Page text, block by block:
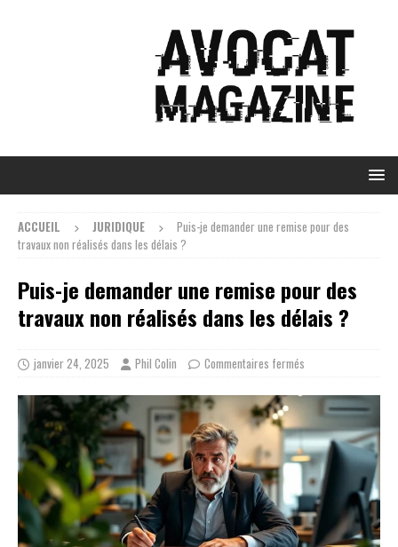
ACCUEIL JURIDIQUE
Puis-je demander une remise pour des
travaux non réalisés dans les délais ?
Puis-je demander une remise pour des
travaux non réalisés dans les délais ?
janvier 24, 2025 Phil Colin Commentaires fermés